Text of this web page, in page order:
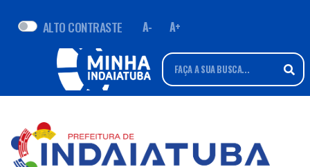
ALTO CONTRASTE A- A+